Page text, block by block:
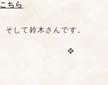
ちら
そして鈴木さんです。